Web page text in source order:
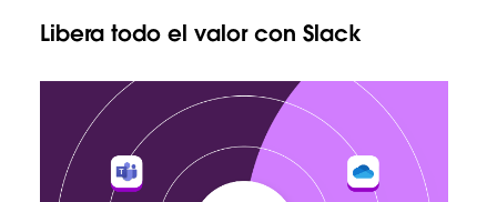
Libera todo el valor con Slack